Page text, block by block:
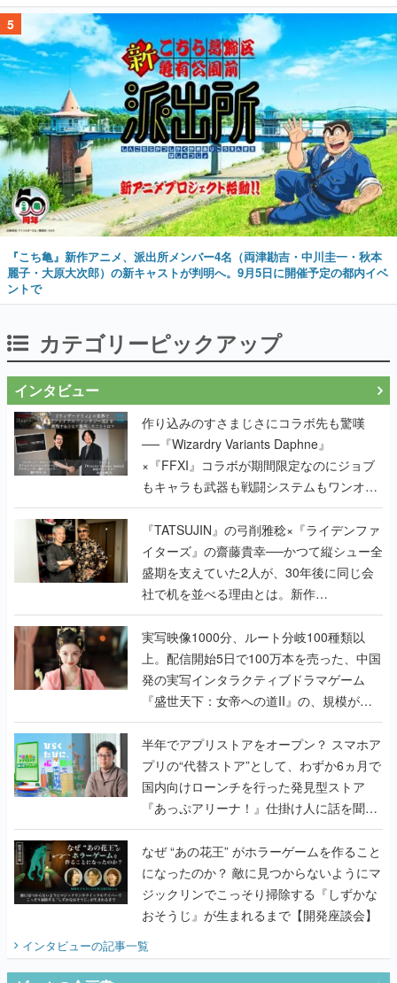
5
『こち亀』新作アニメ、派出所メンバー4名（両津勘吉・中川圭一・秋本
麗子・大原大次郎）の新キャストが判明へ。9月5日に開催予定の都内イベ
ントで
カテゴリーピックアップ
インタビュー
作り込みのすさまじさにコラボ先も驚嘆
──『Wizardry Variants Daphne』
×『FFXI』コラボが期間限定なのにジョブ
もキャラも武器も戦闘システムもワンオフ
で作り込まれた理由を両ディレクターに聞
く
『TATSUJIN』の弓削雅稔×『ライデンファ
イターズ』の齋藤貴幸──かつて縦シュー全
盛期を支えていた2人が、30年後に同じ会
社で机を並べる理由とは。新作
『TATSUJIN EXTREME』で初タッグを組
んだレジェンド2人に訊く開発秘話
実写映像1000分、ルート分岐100種類以
上。配信開始5日で100万本を売った、中国
発の実写インタラクティブドラマゲーム
『盛世天下：女帝への道II』の、規模が違
うこだわりをプロデューサーに聞いた
半年でアプリストアをオープン？ スマホア
プリの“代替ストア”として、わずか6ヵ月で
国内向けローンチを行った発見型ストア
『あっぷアリーナ！』仕掛け人に話を聞い
てみた
なぜ “あの花王” がホラーゲームを作ること
になったのか？ 敵に見つからないようにマ
ジックリンでこっそり掃除する『しずかな
おそうじ』が生まれるまで【開発座談会】
インタビューの記事一覧